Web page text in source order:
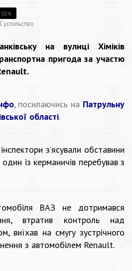
Суспільство
на вулиці Хіміків
пригода за участю
, посилаючись на Патрульну
області.
з’ясували обставини
із керманичів перебував з
ВАЗ не дотримався
втратив контроль над
виїхав на смугу зустрічного
з автомобілем Renault.